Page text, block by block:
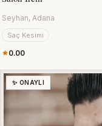
Seyhan, Adana
Saç Kesimi
0.00
✨ ONAYLI